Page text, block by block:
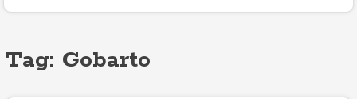
o
Tag: Gobarto